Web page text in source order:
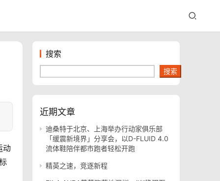
动
搜索
搜索
近期文章
迪桑特于北京、上海举办行动家俱乐部
「缓震新境界」分享会，以D-FLUID 4.0
流体鞋陪伴都市跑者轻松开跑
精英之速，竞逐新程